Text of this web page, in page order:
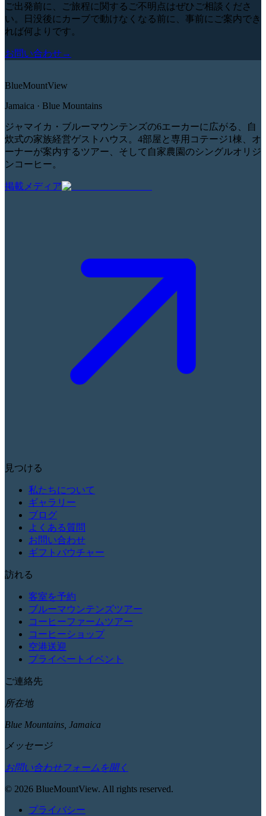
ご出発前に、ご旅程に関するご不明点はぜひご相談くださ
い。日没後にカーブで動けなくなる前に、事前にご案内でき
れば何よりです。
お問い合わせ→
BlueMountView
Jamaica · Blue Mountains
ジャマイカ・ブルーマウンテンズの6エーカーに広がる、自
炊式の家族経営ゲストハウス。4部屋と専用コテージ1棟、オ
ーナーが案内するツアー、そして自家農園のシングルオリジ
ンコーヒー。
掲載メディア
見つける
私たちについて
ギャラリー
ブログ
よくある質問
お問い合わせ
ギフトバウチャー
訪れる
客室を予約
ブルーマウンテンズツアー
コーヒーファームツアー
コーヒーショップ
空港送迎
プライベートイベント
ご連絡先
所在地
Blue Mountains, Jamaica
メッセージ
お問い合わせフォームを開く
© 2026 BlueMountView. All rights reserved.
プライバシー